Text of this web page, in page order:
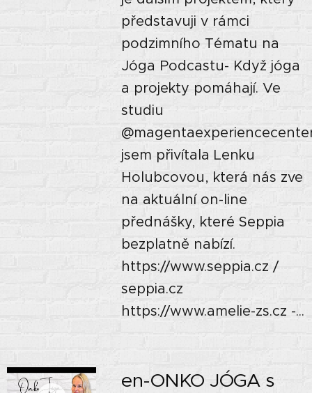
představuji v rámci
podzimního Tématu na
Jóga Podcastu- Když jóga
a projekty pomáhají. Ve
studiu
jsem přivítala Lenku
Holubcovou, která nás zve
na aktuální on-line
přednášky, které Seppia
bezplatně nabízí.
https://www.seppia.cz /
seppia.cz
https://www.amelie-zs.cz -...
en-ONKO JÓGA s